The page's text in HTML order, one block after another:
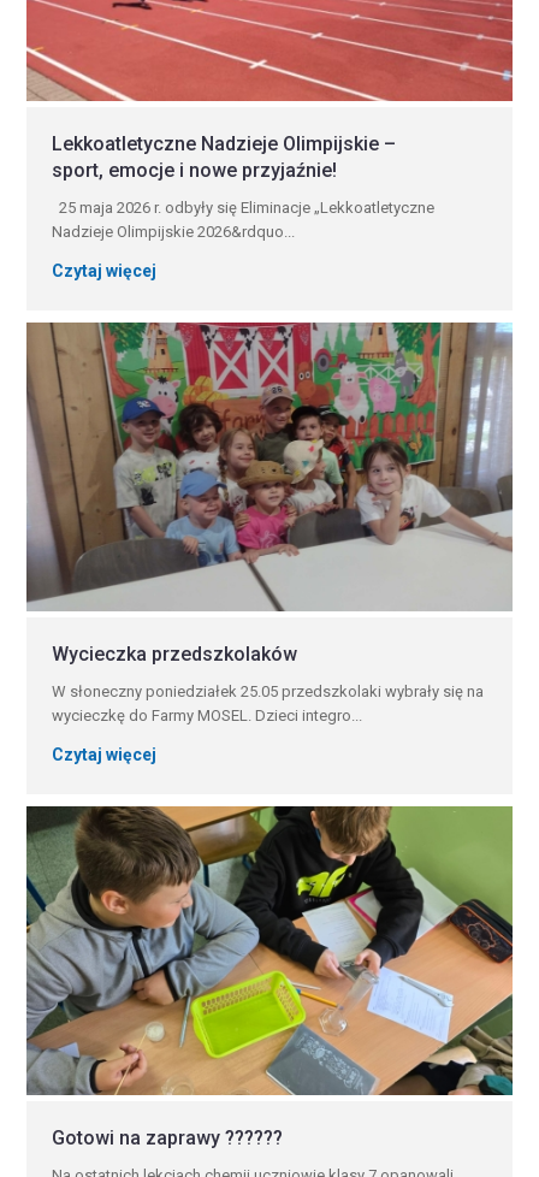
Lekkoatletyczne Nadzieje Olimpijskie –
sport, emocje i nowe przyjaźnie!
25 maja 2026 r. odbyły się Eliminacje „Lekkoatletyczne
Nadzieje Olimpijskie 2026&rdquo...
Czytaj więcej
Wycieczka przedszkolaków
W słoneczny poniedziałek 25.05 przedszkolaki wybrały się na
wycieczkę do Farmy MOSEL. Dzieci integro...
Czytaj więcej
Gotowi na zaprawy ?????‍?